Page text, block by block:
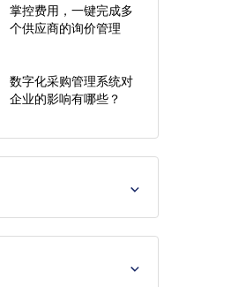
掌控费用，一键完成多
个供应商的询价管理
数字化采购管理系统对
企业的影响有哪些？